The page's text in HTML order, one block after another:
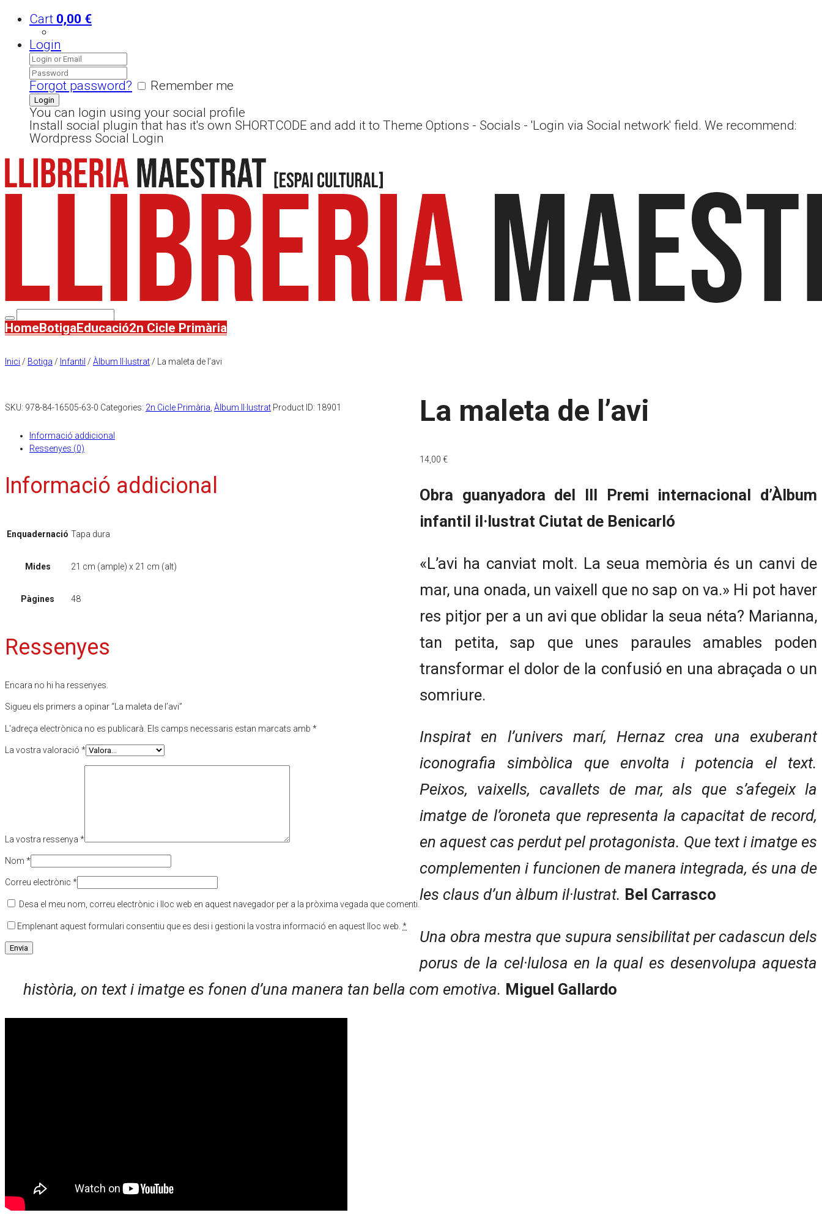
Cart 0,00 €
Login
Forgot password?
Remember me
You can login using your social profile
Install social plugin that has it's own SHORTCODE and add it to Theme Options - Socials - 'Login via Social network' field. We recommend:
Wordpress Social Login
HomeBotigaEducació2n Cicle Primària
Inici / Botiga / Infantil / Àlbum Il·lustrat / La maleta de l’avi
SKU: 978-84-16505-63-0 Categories: 2n Cicle Primària Àlbum Il·lustrat Product ID: 18901
Informació addicional
Ressenyes (0)
Informació addicional
Enquadernació Tapa dura
Mides 21 cm (ample) x 21 cm (alt)
Pàgines 48
Ressenyes
Encara no hi ha ressenyes.
Sigueu els primers a opinar “La maleta de l’avi”
L'adreça electrònica no es publicarà. Els camps necessaris estan marcats amb *
La vostra valoració *
La vostra ressenya *
Nom *
Correu electrònic *
Desa el meu nom, correu electrònic i lloc web en aquest navegador per a la pròxima vegada que comenti.
Emplenant aquest formulari consentiu que es desi i gestioni la vostra informació en aquest lloc web. *
La maleta de l’avi
14,00 €
Obra guanyadora del III Premi internacional d’Àlbum
infantil il·lustrat Ciutat de Benicarló
«L’avi ha canviat molt. La seua memòria és un canvi de
mar, una onada, un vaixell que no sap on va.» Hi pot haver
res pitjor per a un avi que oblidar la seua néta? Marianna,
tan petita, sap que unes paraules amables poden
transformar el dolor de la confusió en una abraçada o un
somriure.
Inspirat en l’univers marí, Hernaz crea una exuberant
iconografia simbòlica que envolta i potencia el text.
Peixos, vaixells, cavallets de mar, als que s’afegeix la
imatge de l’oroneta que representa la capacitat de record,
en aquest cas perdut pel protagonista. Que text i imatge es
complementen i funcionen de manera integrada, és una de
les claus d’un àlbum il·lustrat. Bel Carrasco
Una obra mestra que supura sensibilitat per cadascun dels
porus de la cel·lulosa en la qual es desenvolupa aquesta
història, on text i imatge es fonen d’una manera tan bella com emotiva. Miguel Gallardo